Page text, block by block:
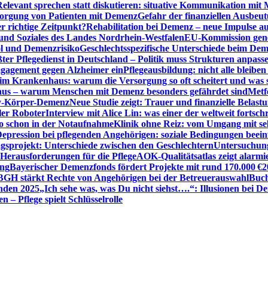
sprechen statt diskutieren: situative Kommunikation mit
von Patienten mit DemenzGefahr der finanziellen
richtige Zeitpunkt?Rehabilitation bei Demenz – neue Impulse
Soziales des Landes Nordrhein-WestfalenEU-Kommission
und DemenzrisikoGeschlechtsspezifische Unterschiede beim
Pflegedienst in Deutschland – Politik muss Strukturen
gegen Alzheimer einPflegeausbildung: nicht alle bleiben
Krankenhaus: warum die Versorgung so oft scheitert und was
– warum Menschen mit Demenz besonders gefährdet sind
Körper-DemenzNeue Studie zeigt: Trauer und finanzielle
RoboterInterview mit Alice Lin: was einer der weltweit
schon in der NotaufnahmeKlinik ohne Reiz: vom Umgang mit
bei pflegenden Angehörigen: soziale Bedingungen
Unterschiede zwischen den Geschlechtern
für die PflegeAOK-Qualitätsatlas zeigt
Bayerischer Demenzfonds fördert Projekte mit rund 170.000 €
stärkt Rechte von Angehörigen bei der Betreuerauswahl
2025„Ich sehe was, was Du nicht siehst….“: Illusionen bei
– Pflege spielt Schlüsselrolle